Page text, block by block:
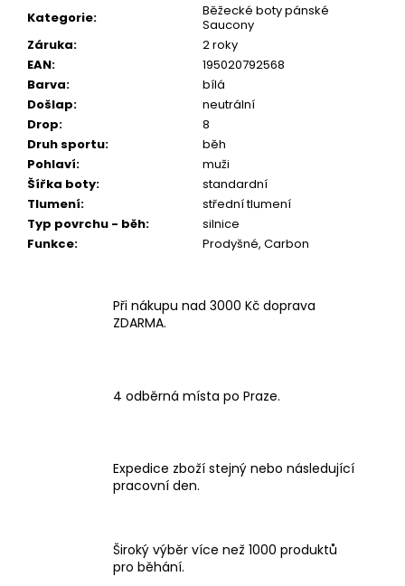
Kategorie:
Běžecké boty pánské
Saucony
Záruka:
2 roky
EAN:
195020792568
Barva:
bílá
Došlap:
neutrální
Drop:
8
Druh sportu:
běh
Pohlaví:
muži
Šířka boty:
standardní
Tlumení:
střední tlumení
Typ povrchu - běh:
silnice
Funkce: Prodyšné, Carbon
Při nákupu nad 3000 Kč doprava
ZDARMA.
4 odběrná místa po Praze.
Expedice zboží stejný nebo následující
pracovní den.
Široký výběr více než 1000 produktů
pro běhání.